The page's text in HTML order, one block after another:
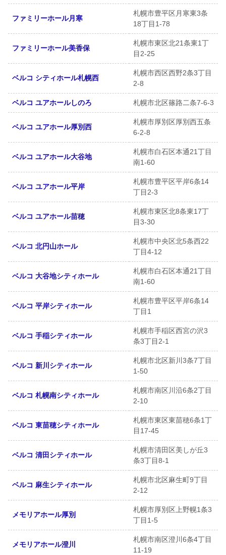
ファミリーホール月寒
札幌市豊平区月寒東3条
18丁目1-78
ファミリーホール美香保
札幌市東区北21条東1丁
目2-25
ベルコ シティホール札幌西
札幌市西区西野2条3丁目
2-8
ベルコ ユアホールしのろ 札幌市北区篠路二条7-6-3
ベルコ ユアホール厚別西
札幌市厚別区厚別西五条
6-2-8
ベルコ ユアホール大谷地
札幌市白石区本通21丁目
南1-60
ベルコ ユアホール平岸
札幌市豊平区平岸6条14
丁目2-3
ベルコ ユアホール苗穂
札幌市東区北8条東17丁
目3-30
ベルコ 北円山ホール
札幌市中央区北5条西22
丁目4-12
ベルコ 大谷地シティホール
札幌市白石区本通21丁目
南1-60
ベルコ 平岸シティホール
札幌市豊平区平岸6条14
丁目1
ベルコ 手稲シティホール
札幌市手稲区西宮の沢3
条3丁目2-1
ベルコ 新川シティホール
札幌市北区新川3条7丁目
1-50
ベルコ 札幌南シティホール
札幌市南区川沿6条2丁目
2-10
ベルコ 東苗穂シティホール
札幌市東区東苗穂6条1丁
目17-45
ベルコ 清田シティホール
札幌市清田区美しが丘3
条3丁目8-1
ベルコ 麻生シティホール
札幌市北区麻生町9丁目
2-12
メモリアホール厚別
札幌市厚別区上野幌1条3
丁目1-5
メモリアホール澄川
札幌市南区澄川6条4丁目
11-19